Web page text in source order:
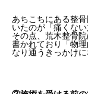
あちこちにある整
いたのが「痛くな
その点、荒木整骨
書かれており「物
なり通うきっかけに